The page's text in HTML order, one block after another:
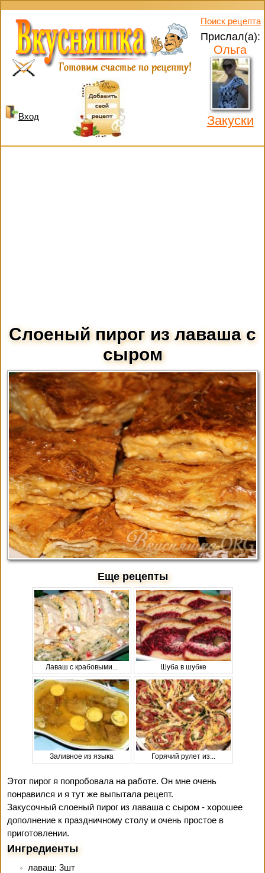
Вход
Поиск рецепта
Прислал(а):
Ольга
Закуски
Слоеный пирог из лаваша с
сыром
Еще рецепты
Лаваш с крабовыми... Шуба в шубке
Заливное из языка Горячий рулет из...
Этот пирог я попробовала на работе. Он мне очень
понравился и я тут же выпытала рецепт.
Закусочный слоеный пирог из лаваша с сыром - хорошее
дополнение к праздничному столу и очень простое в
приготовлении.
Ингредиенты
лаваш: 3шт